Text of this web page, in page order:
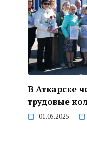
В Аткарске
трудовые
01.05.2025